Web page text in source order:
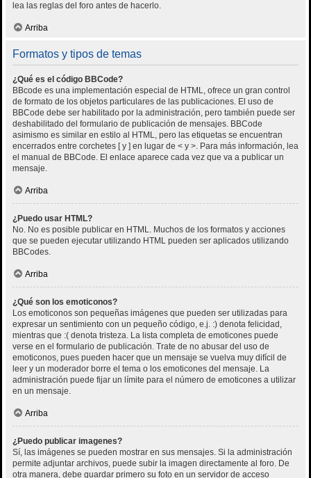
lea las reglas del foro antes de hacerlo.
Arriba
Formatos y tipos de temas
¿Qué es el código BBCode?
BBcode es una implementación especial de HTML, ofrece un gran control
de formato de los objetos particulares de las publicaciones. El uso de
BBCode debe ser habilitado por la administración, pero también puede ser
deshabilitado del formulario de publicación de mensajes. BBCode
asimismo es similar en estilo al HTML, pero las etiquetas se encuentran
encerrados entre corchetes [ y ] en lugar de < y >. Para más información, lea
el manual de BBCode. El enlace aparece cada vez que va a publicar un
mensaje.
Arriba
¿Puedo usar HTML?
No. No es posible publicar en HTML. Muchos de los formatos y acciones
que se pueden ejecutar utilizando HTML pueden ser aplicados utilizando
BBCodes.
Arriba
¿Qué son los emoticonos?
Los emoticonos son pequeñas imágenes que pueden ser utilizadas para
expresar un sentimiento con un pequeño código, e.j. :) denota felicidad,
mientras que :( denota tristeza. La lista completa de emoticones puede
verse en el formulario de publicación. Trate de no abusar del uso de
emoticonos, pues pueden hacer que un mensaje se vuelva muy difícil de
leer y un moderador borre el tema o los emoticones del mensaje. La
administración puede fijar un límite para el número de emoticones a utilizar
en un mensaje.
Arriba
¿Puedo publicar imagenes?
Sí, las imágenes se pueden mostrar en sus mensajes. Si la administración
permite adjuntar archivos, puede subir la imagen directamente al foro. De
otra manera, debe guardar primero su foto en un servidor de acceso